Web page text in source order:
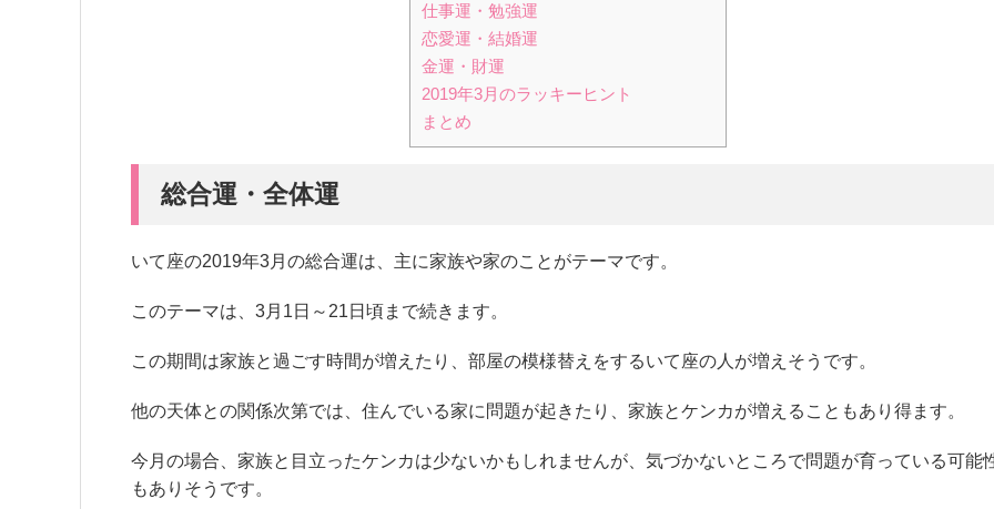
仕事運・勉強運
恋愛運・結婚運
金運・財運
2019年3月のラッキーヒント
まとめ
総合運・全体運
いて座の2019年3月の総合運は、主に家族や家のことがテーマです。
このテーマは、3月1日～21日頃まで続きます。
この期間は家族と過ごす時間が増えたり、部屋の模様替えをするいて座の人が増えそうです。
他の天体との関係次第では、住んでいる家に問題が起きたり、家族とケンカが増えることもあり得ます。
今月の場合、家族と目立ったケンカは少ないかもしれませんが、気づかないところで問題が育っている可能
もありそうです。